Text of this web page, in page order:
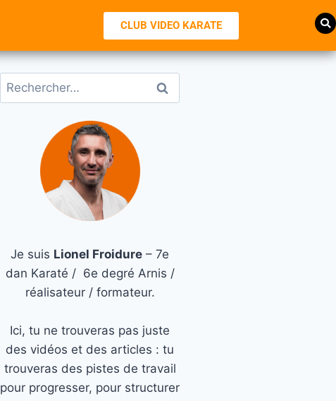
CLUB VIDEO KARATE
Je suis Lionel Froidure – 7e
dan Karaté / 6e degré Arnis /
réalisateur / formateur.
Ici, tu ne trouveras pas juste
des vidéos et des articles : tu
trouveras des pistes de travail
pour progresser, pour structurer